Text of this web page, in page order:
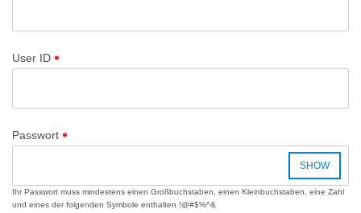
User ID
Passwort
SHOW
Ihr Passwort muss mindestens einen Großbuchstaben, einen Kleinbuchstaben, eine Zahl
und eines der folgenden Symbole enthalten !@#$%^&